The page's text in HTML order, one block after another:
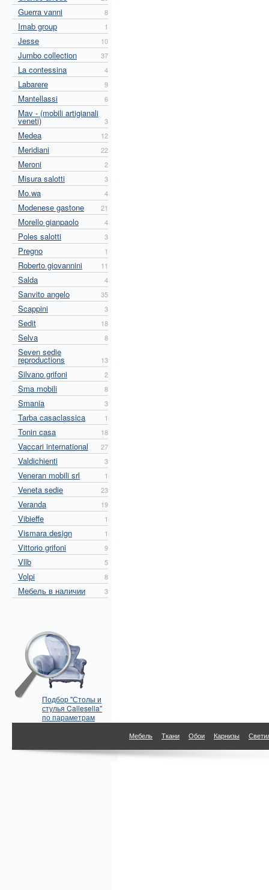
Guerra vanni 8
Imab group 1
Jesse 10
Jumbo collection 37
La contessina 4
Labarere 9
Mantellassi 6
Mav - (mobili artigianali
veneti) 3
Medea 12
Meridiani 22
Meroni 2
Misura salotti 3
Mo.wa 4
Modenese gastone 21
Morello gianpaolo 4
Poles salotti 3
Pregno 1
Roberto giovannini 11
Salda 4
Sanvito angelo 35
Scappini 3
Sedit 18
Selva 8
Seven sedie
reproductions 13
Silvano grifoni 2
Sma mobili 8
Smania 3
Tarba casaclassica 1
Tonin casa 18
Vaccari international 27
Valdichienti 3
Veneran mobili srl 1
Veneta sedie 23
Veranda 19
Vibieffe 1
Vismara design 1
Vittorio grifoni 9
Vllb 5
Volpi 8
Мебель в наличии 3
Подбор "Столы и
стулья Callesella"
по параметрам
Мебель Ткани Обои Карнизы